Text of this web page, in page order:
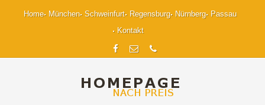
Home München Schweinfurt Regensburg Nürnberg
Passau
Kontakt